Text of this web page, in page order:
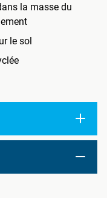
la masse du
le sol